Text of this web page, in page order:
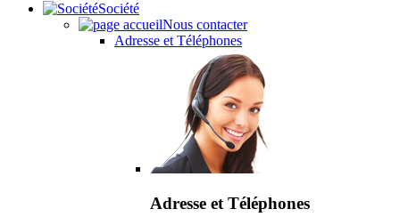
Société
Nous contacter
Adresse et Téléphones
Adresse et Téléphones